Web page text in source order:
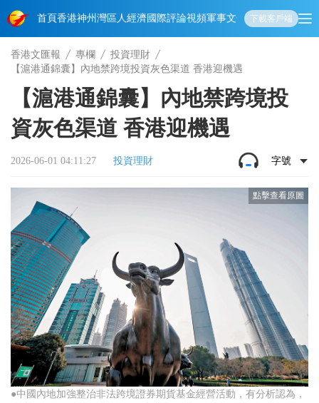
首頁香港神州 灣區人經濟國際評論視頻軍事文化 娛樂生活教育體
下載客戶端
香港文匯報 專欄
投資理財
【滬港通錦囊】內地禁跨境投資灰色渠道 香港迎機遇
【滬港通錦囊】內地禁跨境投
資灰色渠道 香港迎機遇
2026-06-01 04:11:27 投資理財 字號
●中國內地加強整治非法跨境證券期貨基金經營活動，有分析認為，